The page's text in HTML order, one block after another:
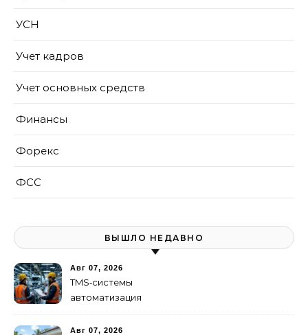
УСН
Учет кадров
Учет основных средств
Финансы
Форекс
ФСС
ВЫШЛО НЕДАВНО
Авг 07, 2026
TMS‑системы
автоматизация
Авг 07, 2026